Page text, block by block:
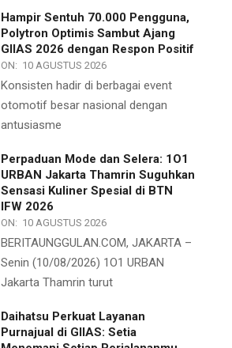
Hampir Sentuh 70.000 Pengguna,
Polytron Optimis Sambut Ajang
GIIAS 2026 dengan Respon Positif
ON: 10 AGUSTUS 2026
Konsisten hadir di berbagai event
otomotif besar nasional dengan
antusiasme
Perpaduan Mode dan Selera: 1O1
URBAN Jakarta Thamrin Suguhkan
Sensasi Kuliner Spesial di BTN
IFW 2026
ON: 10 AGUSTUS 2026
BERITAUNGGULAN.COM, JAKARTA –
Senin (10/08/2026) 1O1 URBAN
Jakarta Thamrin turut
Daihatsu Perkuat Layanan
Purnajual di GIIAS: Setia